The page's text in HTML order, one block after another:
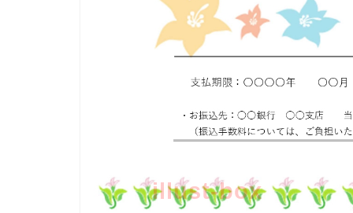
illust-box